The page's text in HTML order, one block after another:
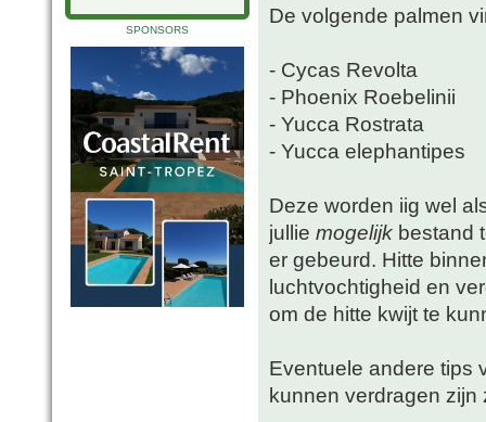
SPONSORS
De volgende palmen
- Cycas Revolta
- Phoenix Roebelinii
- Yucca Rostrata
- Yucca elephantipes
Deze worden iig wel
jullie mogelijk bestand
er gebeurd. Hitte
luchtvochtigheid en
om de hitte kwijt te
Eventuele andere tips
kunnen verdragen zijn